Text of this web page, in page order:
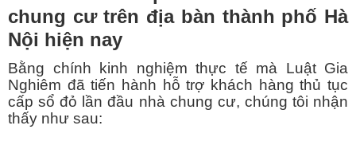
chung cư trên địa bàn thành phố Hà
Nội hiện nay
Bằng chính kinh nghiệm thực tế mà Luật Gia
Nghiêm đã tiến hành hỗ trợ khách hàng thủ tục
cấp sổ đỏ lần đầu nhà chung cư, chúng tôi nhận
thấy như sau: